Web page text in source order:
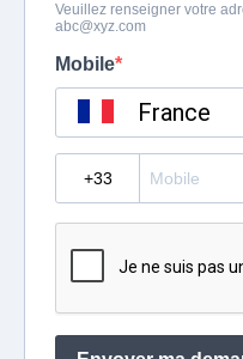
Veuillez renseigner votre
abc@xyz.com
Mobile
France